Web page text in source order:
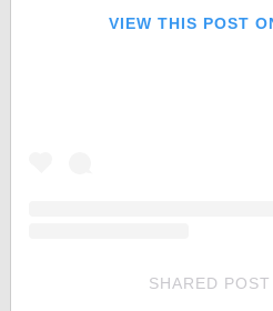
VIEW THIS POST
SHARED POST